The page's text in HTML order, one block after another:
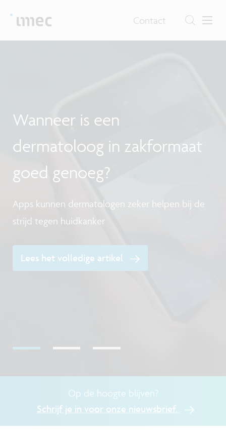
Contact
Wanneer is een
dermatoloog in zakformaat
goed genoeg?
Apps kunnen dermatologen zeker helpen bij de
strijd tegen huidkanker
Lees het volledige artikel
Op de hoogte blijven?
Schrijf je in voor onze nieuwsbrief.